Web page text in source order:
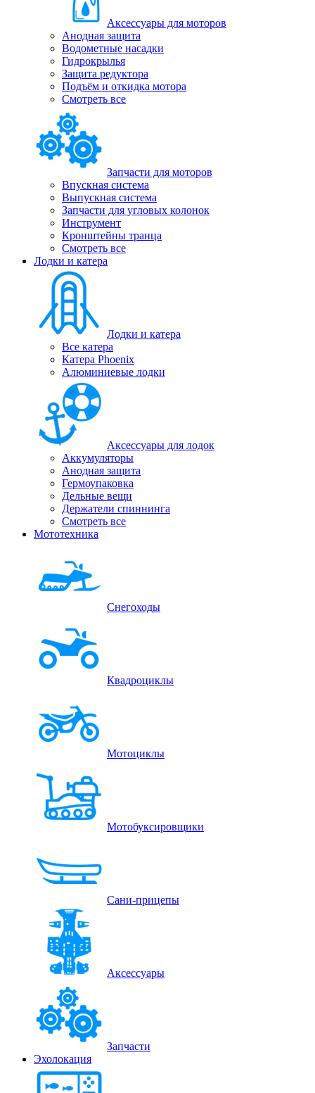
Аксессуары для моторов
Анодная защита
Водометные насадки
Гидрокрылья
Защита редуктора
Подъём и откидка мотора
Смотреть все
Запчасти для моторов
Впускная система
Выпускная система
Запчасти для угловых колонок
Инструмент
Кронштейны транца
Смотреть все
Лодки и катера
Лодки и катера
Все катера
Катера Phoenix
Алюминиевые лодки
Аксессуары для лодок
Аккумуляторы
Анодная защита
Гермоупаковка
Дельные вещи
Держатели спиннинга
Смотреть все
Мототехника
Снегоходы
Квадроциклы
Мотоциклы
Мотобуксировщики
Сани-прицепы
Аксессуары
Запчасти
Эхолокация